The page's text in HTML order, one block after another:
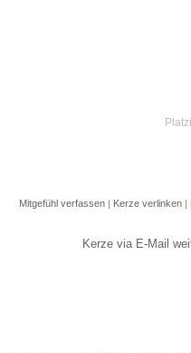
Mitgefühl verfassen | Kerze verlinken |
Kerze via E-Mail